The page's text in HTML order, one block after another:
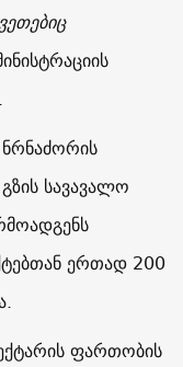
სავავალო
ერთად 200
ფართობის